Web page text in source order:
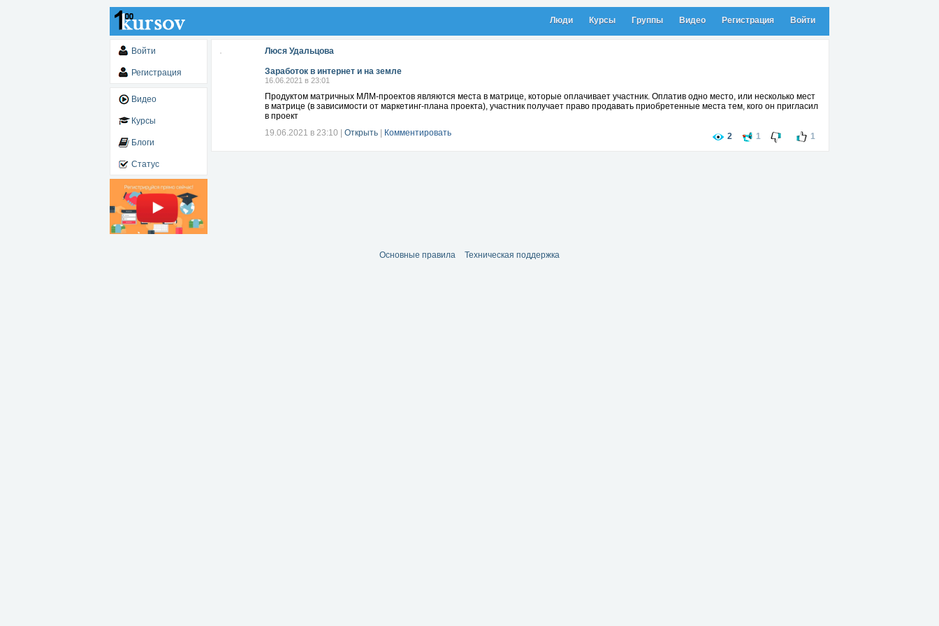
Люди Курсы Группы Видео Регистрация Войти
Войти
Регистрация
Видео
Курсы
Блоги
Статус
Люся Удальцова
Заработок в интернет и на земле
16.06.2021 в 23:01
Продуктом матричных МЛМ-проектов являются места в матрице, которые оплачивает участник. Оплатив одно место, или несколько мест
в матрице (в зависимости от маркетинг-плана проекта), участник получает право продавать приобретенные места тем, кого он пригласил
в проект
19.06.2021 в 23:10
Открыть Комментировать 2 1 1
Основные правила Техническая поддержка